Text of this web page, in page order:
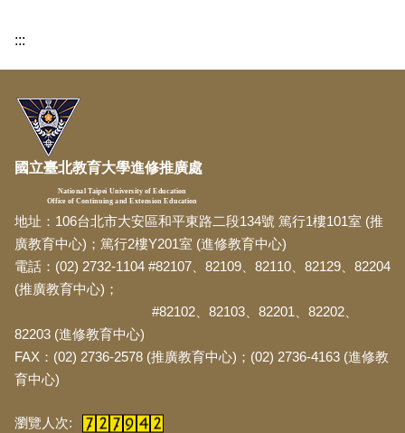
:::
國立臺北教育大學進修推廣處
National Taipei University of Education
Office of Continuing and Extension Education
地址：106台北市大安區和平東路二段134號 篤行1樓101室 (推
廣教育中心)；篤行2樓Y201室 (進修教育中心)
電話：(02) 2732-1104 #82107、82109、82110、82129、82204
(推廣教育中心)；
#82102、82103、82201、82202、
82203 (進修教育中心)
FAX：(02) 2736-2578 (推廣教育中心)；(02) 2736-4163 (進修教
育中心)